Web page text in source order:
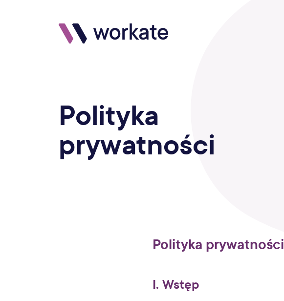
Polityka
prywatności
Polityka prywatności
I. Wstęp